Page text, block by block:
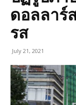
ดอลลาร์
รส
July 21, 2021